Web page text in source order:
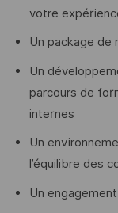
votre
Un package de
Un
parcours de
internes
Un
l’équilibre des
Un